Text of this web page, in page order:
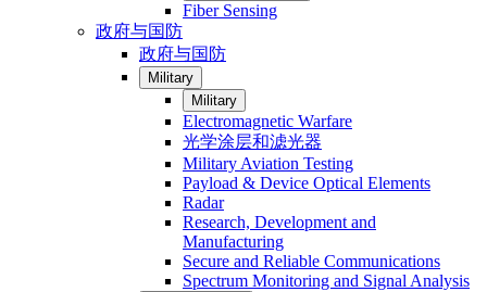
Fiber Sensing
政府与国防
政府与国防
Military
Military
Electromagnetic Warfare
光学涂层和滤光器
Military Aviation Testing
Payload & Device Optical Elements
Radar
Research, Development and
Manufacturing
Secure and Reliable Communications
Spectrum Monitoring and Signal Analysis